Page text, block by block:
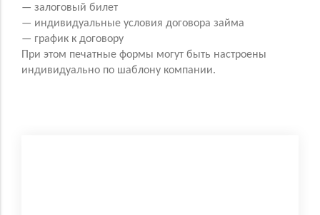
— залоговый билет
— индивидуальные условия договора займа
— график к договору
При этом печатные формы могут быть настроены
индивидуально по шаблону компании.